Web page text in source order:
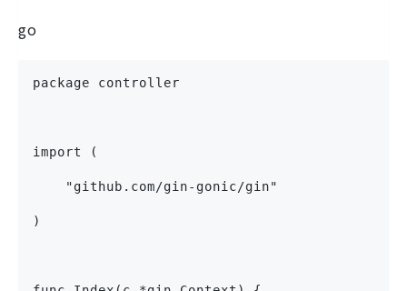
go
package controller
import (
    "github.com/gin-gonic/gin"
)